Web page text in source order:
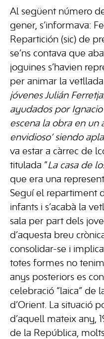
Al següent número
gener, s’informava:
Repartición (sic) de
se’ns contava que
joguines s’havien
per animar la
jóvenes Julián
ayudados por
escena la obra en un
envidioso’ siendo
va estar a càrrec de
titulada “La casa de
que era una
Seguí el repartiment
infants i s’acabà la
sala per part dels
d’aquesta breu
consolidar-se i
totes formes no
anys posteriors es
celebració “laica” de
d’Orient. La situació
d’aquell mateix any,
de la República,